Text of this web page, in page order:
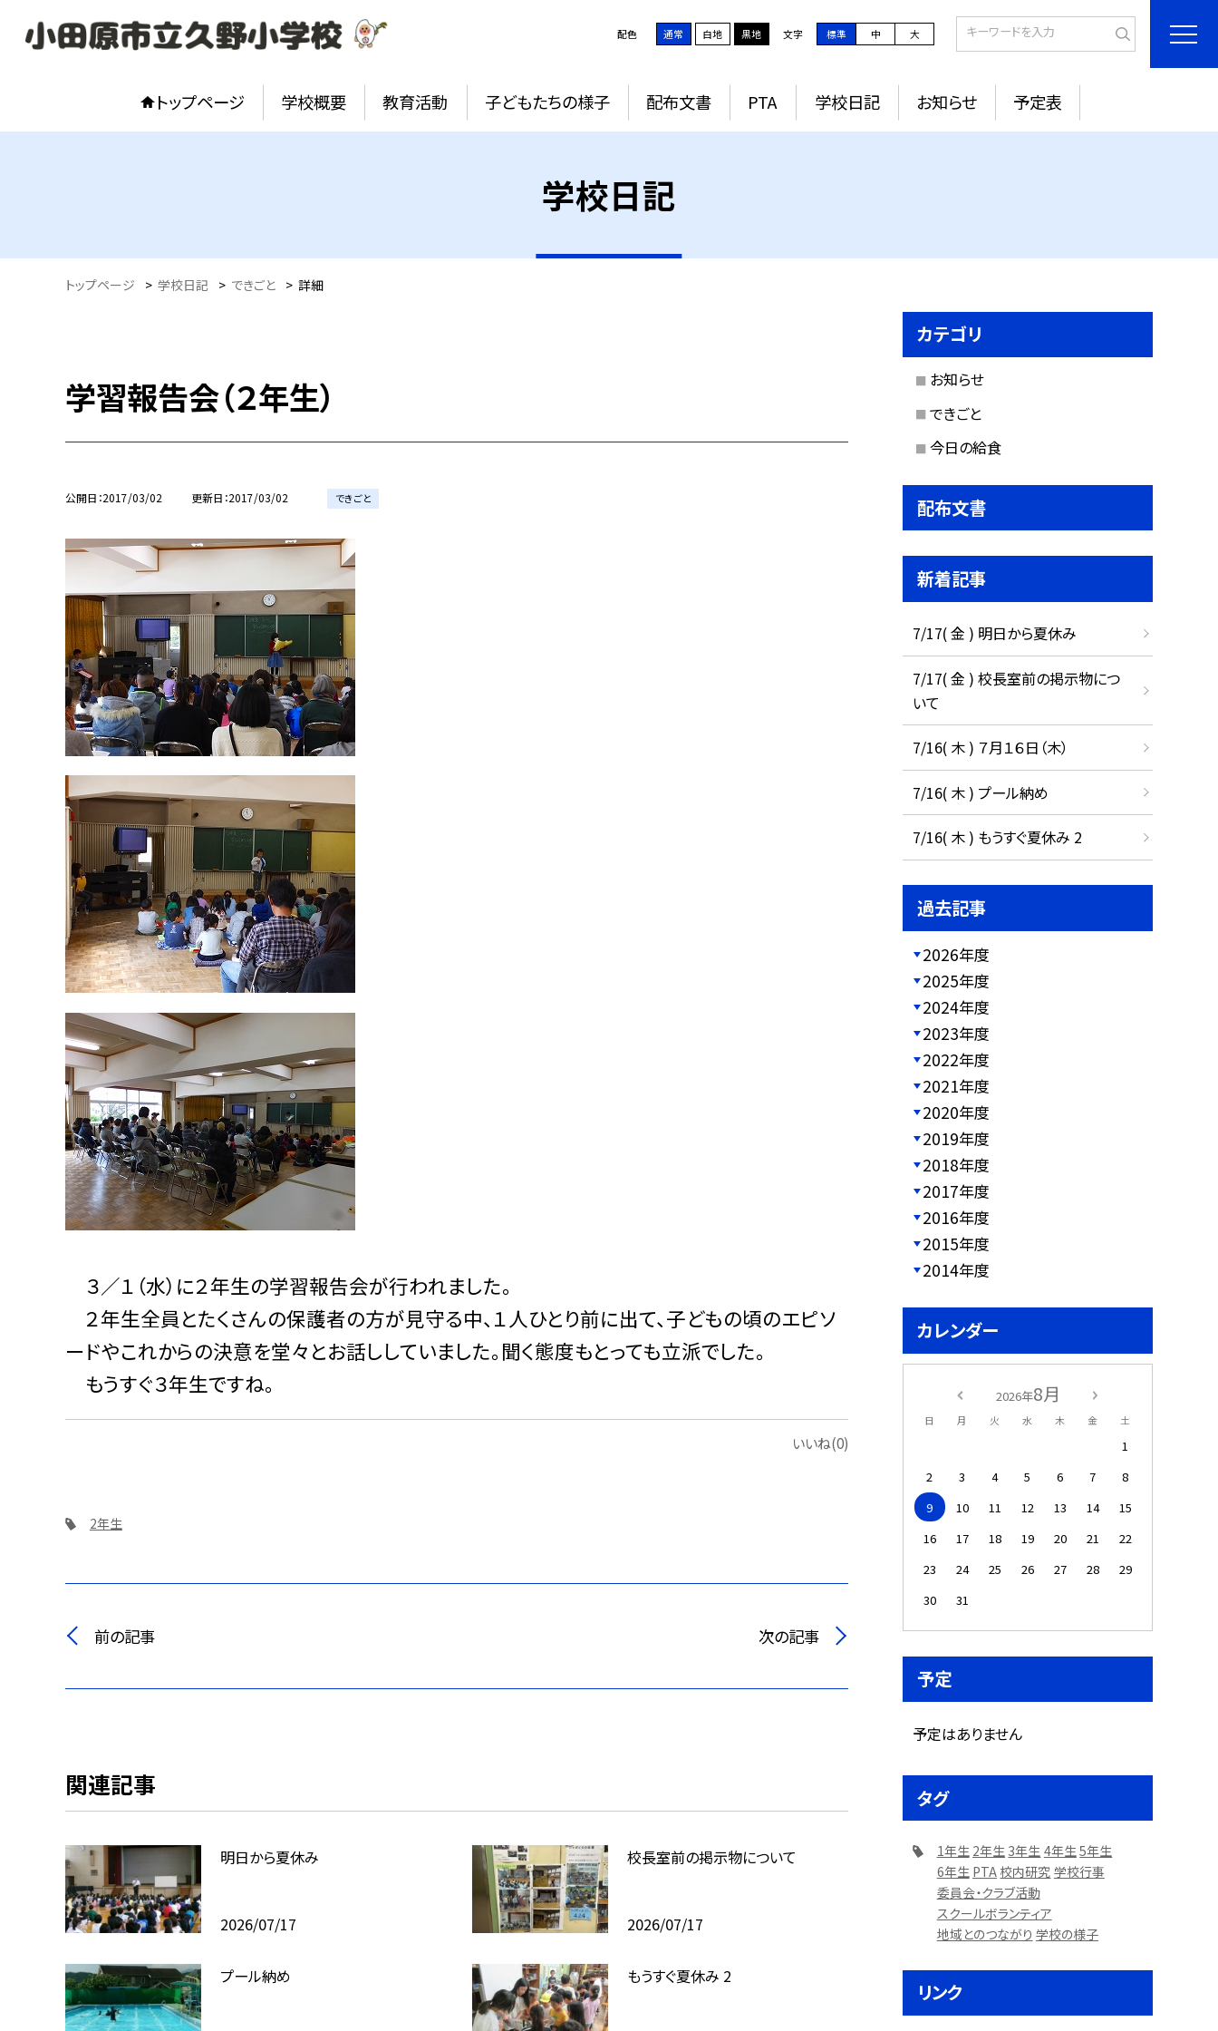
配色 通常 白地 黒地 文字 標準 中 大
トップページ 学校概要 教育活動 子どもたちの様子 配布文書 PTA 学校日記 お知らせ 予定表
学校日記
トップページ > 学校日記 > できごと > 詳細
学習報告会（２年生）
公開日 2017/03/02 更新日 2017/03/02 できごと
３／１（水）に２年生の学習報告会が行われました。
２年生全員とたくさんの保護者の方が見守る中、１人ひとり前に出て、子どもの頃のエピソ
ードやこれからの決意を堂々とお話ししていました。聞く態度もとっても立派でした。
もうすぐ３年生ですね。
いいね(0)
2年生
前の記事 次の記事
関連記事
明日から夏休み
2026/07/17
校長室前の掲示物について
2026/07/17
プール納め もうすぐ夏休み 2
カテゴリ
お知らせ
できごと
今日の給食
配布文書
新着記事
7/17( 金 ) 明日から夏休み
7/17( 金 ) 校長室前の掲示物につ
いて
7/16( 木 ) ７月１６日（木）
7/16( 木 ) プール納め
7/16( 木 ) もうすぐ夏休み 2
過去記事
2026年度
2025年度
2024年度
2023年度
2022年度
2021年度
2020年度
2019年度
2018年度
2017年度
2016年度
2015年度
2014年度
カレンダー
2026年8月
日 月 火 水 木 金 土
1
2
3 4 5 6 7
8
9
10 11 12 13 14
15
16
17 18 19 20 21
22
23
24 25 26 27 28
29
30
31
予定
予定はありません
タグ
1年生 2年生 3年生 4年生 5年生
6年生 PTA 校内研究 学校行事
委員会・クラブ活動
スクールボランティア
地域とのつながり 学校の様子
リンク